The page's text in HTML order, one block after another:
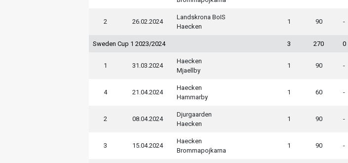
2 26.02.2024
Landskrona BoIS
Haecken
1 90 -
Sweden Cup 1 2023/2024 3 270 0
1 31.03.2024
Haecken
Mjaellby
1 90 -
4 21.04.2024
Haecken
Hammarby
1 60 -
2 08.04.2024
Djurgaarden
Haecken
1 90 -
3 15.04.2024
Haecken
Brommapojkarna
1 90 -